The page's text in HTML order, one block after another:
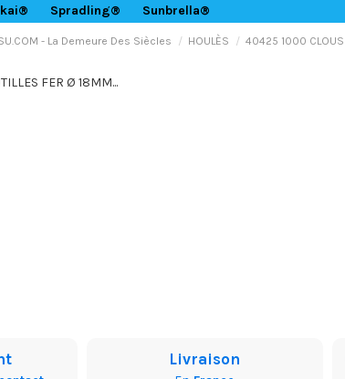
Spradling® Sunbrella®
- La Demeure Des Siècles HOULÈS 40425 1000 CLOUS
Livraison